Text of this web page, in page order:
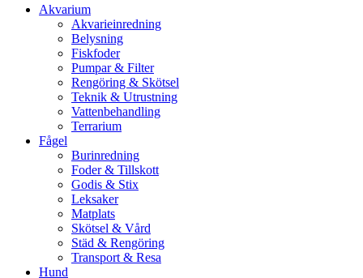
Akvarium
Akvarieinredning
Belysning
Fiskfoder
Pumpar & Filter
Rengöring & Skötsel
Teknik & Utrustning
Vattenbehandling
Terrarium
Fågel
Burinredning
Foder & Tillskott
Godis & Stix
Leksaker
Matplats
Skötsel & Vård
Städ & Rengöring
Transport & Resa
Hund